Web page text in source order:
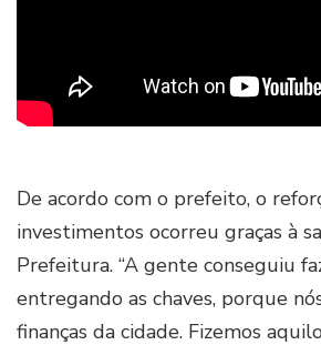
De acordo com o prefeito, o
investimentos ocorreu graças à
Prefeitura. “A gente conseguiu
entregando as chaves, porque
finanças da cidade. Fizemos